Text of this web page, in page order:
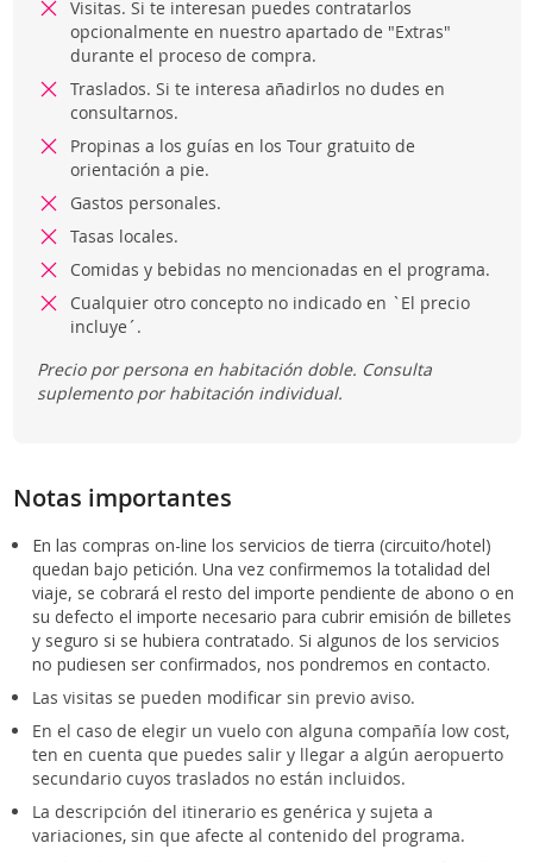
Visitas. Si te interesan puedes contratarlos
opcionalmente en nuestro apartado de "Extras"
durante el proceso de compra.
Traslados. Si te interesa añadirlos no dudes en
consultarnos.
Propinas a los guías en los Tour gratuito de
orientación a pie.
Gastos personales.
Tasas locales.
Comidas y bebidas no mencionadas en el programa.
Cualquier otro concepto no indicado en `El precio
incluye´.
Precio por persona en habitación doble. Consulta
suplemento por habitación individual.
Notas importantes
En las compras on-line los servicios de tierra (circuito/hotel)
quedan bajo petición. Una vez confirmemos la totalidad del
viaje, se cobrará el resto del importe pendiente de abono o en
su defecto el importe necesario para cubrir emisión de billetes
y seguro si se hubiera contratado. Si algunos de los servicios
no pudiesen ser confirmados, nos pondremos en contacto.
Las visitas se pueden modificar sin previo aviso.
En el caso de elegir un vuelo con alguna compañía low cost,
ten en cuenta que puedes salir y llegar a algún aeropuerto
secundario cuyos traslados no están incluidos.
La descripción del itinerario es genérica y sujeta a
variaciones, sin que afecte al contenido del programa.